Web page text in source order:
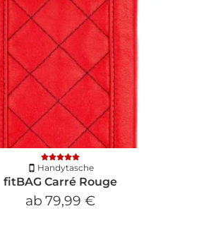
Handytasche
fitBAG Carré Rouge
ab 79,99 €